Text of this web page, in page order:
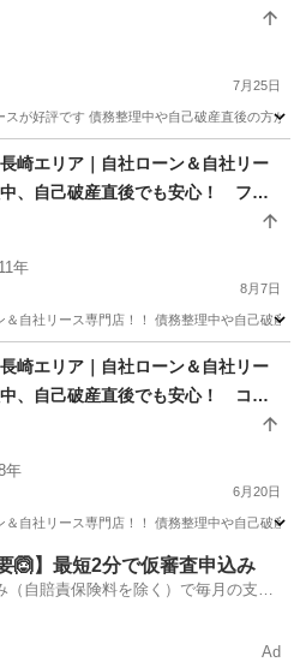
年式
7月25日
が好評です 債務整理中や自己破産直後の方
崎エリア｜自社ローン＆自社リー
、自己破産直後でも安心！ フィ
Ｖ H23年式
年
8月7日
自社リース専門店！！ 債務整理中や自己破
ローン
崎エリア｜自社ローン＆自社リー
、自己破産直後でも安心！ コミ
ダイハツ ムーブ L "SAⅢ" H30
年
6月20日
自社リース専門店！！ 債務整理中や自己破
ーン🙆】最短2分で仮審査申込み
（自賠責保険料を除く）で毎月の支払
Ad